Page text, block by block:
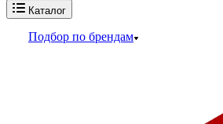
Каталог
Подбор по брендам